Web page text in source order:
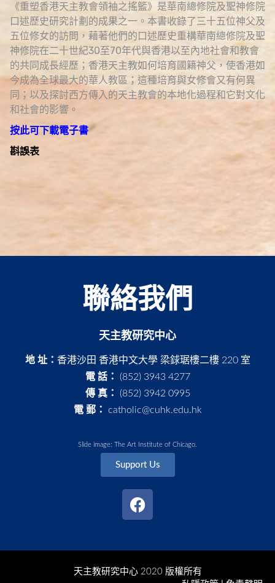
《重塑香港天主教會領袖之搖籃》是華南總修院及聖神修院
口述歷史研究計劃的成果之一。本書收錄了三十五位神父及
五位修女的訪問，藉著他們的口述歷史重構華南總修院及聖
神修院在二十世紀30至70年代與香港以至內地社會和教會
的共同成長經歷；香港天主教如何培育國籍神父，使香港如
今成為全球最大的華人教區；這種培育與女修會又有何異
同；以及探討西方傳入的天主教會的本地化過程和它對文化
和社會的影響。
按此可下載電子書
斟誤表
聯絡我們
天主教研究中心
地 址： 香港沙田 香港中文大學 梁銶琚樓二樓 220 室
電 話：
(852) 3943 4277
傳 真：
(852) 3942 0995
電 郵：
catholic@cuhk.edu.hk
Slide image: The Art Institute of Chicago.
Support Us
天主教研究中心 2020 版權所有